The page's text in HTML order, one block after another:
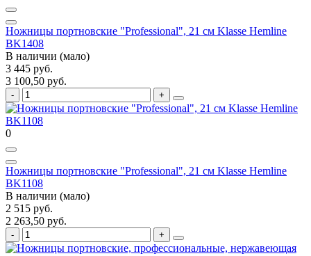
Ножницы портновские "Professional", 21 см Klasse Hemline
BK1408
В наличии (мало)
3 445 руб.
3 100,50 руб.
0
Ножницы портновские "Professional", 21 см Klasse Hemline
BK1108
В наличии (мало)
2 515 руб.
2 263,50 руб.